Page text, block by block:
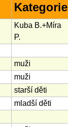
Kategorie
Kuba B.+Míra
P.
muži
muži
starší děti
mladší děti